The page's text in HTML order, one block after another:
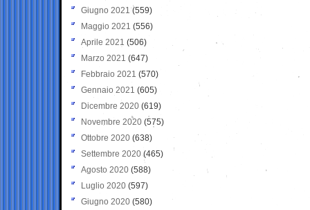
Giugno 2021(559)
Maggio 2021 (556)
Aprile 2021 (506)
Marzo 2021 (647)
Febbraio 2021 (570)
Gennaio 2021 (605)
Dicembre 2020 (619)
Novembre 2020 (575)
Ottobre 2020 (638)
Settembre 2020(465)
Agosto 2020 (588)
Luglio 2020 (597)
Giugno 2020 (580)